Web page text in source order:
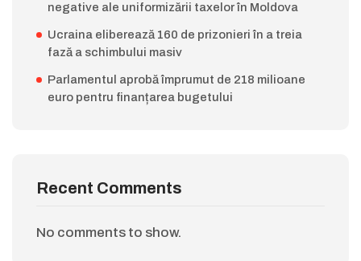
negative ale uniformizării taxelor în Moldova
Ucraina eliberează 160 de prizonieri în a treia
fază a schimbului masiv
Parlamentul aprobă împrumut de 218 milioane
euro pentru finanțarea bugetului
Recent Comments
No comments to show.